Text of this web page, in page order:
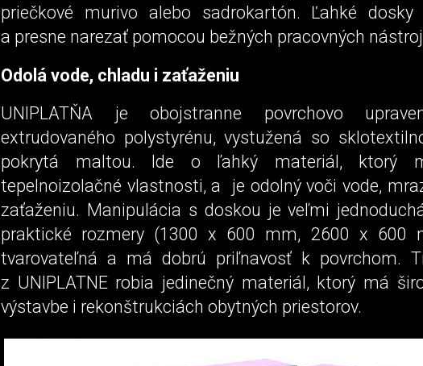
priečkové murivo alebo sadrokartón. Ľahké
a presne narezať pomocou bežných pracovných
Odolá vode, chladu i zaťaženiu
UNIPLATŇA je obojstranne povrchovo
extrudovaného polystyrénu, vystužená so
pokrytá maltou. Ide o ľahký materiál, ktorý
tepelnoizolačné vlastnosti, a je odolný voči vode,
zaťaženiu. Manipulácia s doskou je veľmi
praktické rozmery (1300 x 600 mm, 2600 x 600
tvarovateľná a má dobrú priľnavosť k povrchom.
z UNIPLATNE robia jedinečný materiál, ktorý má
výstavbe i rekonštrukciách obytných priestorov.